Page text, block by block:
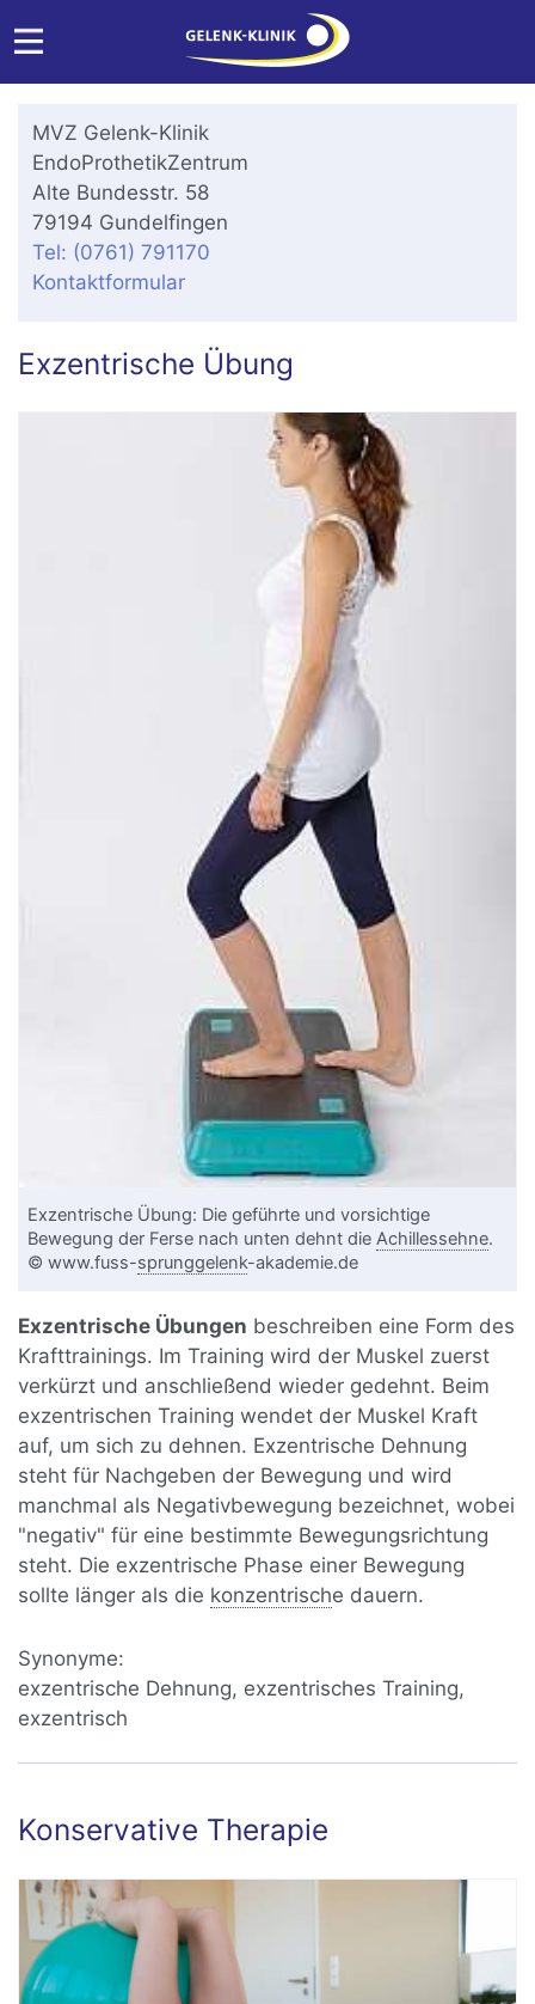
MVZ Gelenk-Klinik
EndoProthetikZentrum
Alte Bundesstr. 58
79194 Gundelfingen
Tel: (0761) 791170
Kontaktformular
Exzentrische Übung
Exzentrische Übung: Die geführte und vorsichtige
Bewegung der Ferse nach unten dehnt dieAchillessehne.
© www.fuss-sprunggelenk-akademie.de
Exzentrische Übungen beschreiben eine Form des
Krafttrainings. Im Training wird der Muskel zuerst
verkürzt und anschließend wieder gedehnt. Beim
exzentrischen Training wendet der Muskel Kraft
auf, um sich zu dehnen. Exzentrische Dehnung
steht für Nachgeben der Bewegung und wird
manchmal als Negativbewegung bezeichnet, wobei
"negativ" für eine bestimmte Bewegungsrichtung
steht. Die exzentrische Phase einer Bewegung
sollte länger als die konzentrische dauern.
Synonyme:
exzentrische Dehnung, exzentrisches Training,
exzentrisch
Konservative Therapie